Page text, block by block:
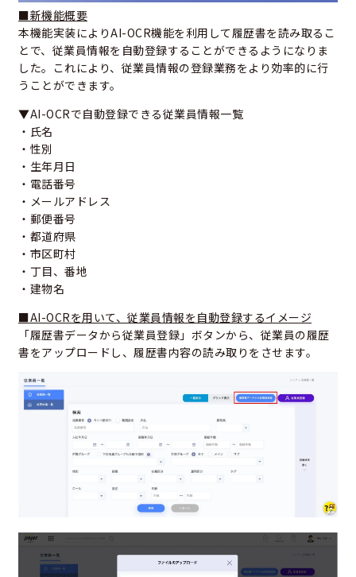
■新機能概要
本機能実装によりAI-OCR機能を利用して履歴書を読み取るこ
とで、従業員情報を自動登録することができるようになりま
した。これにより、従業員情報の登録業務をより効率的に行
うことができます。
▼AI-OCRで自動登録できる従業員情報一覧
・氏名
・性別
・生年月日
・電話番号
・メールアドレス
・郵便番号
・都道府県
・市区町村
・丁目、番地
・建物名
■AI-OCRを用いて、従業員情報を自動登録するイメージ
「履歴書データから従業員登録」ボタンから、従業員の履歴
書をアップロードし、履歴書内容の読み取りをさせます。